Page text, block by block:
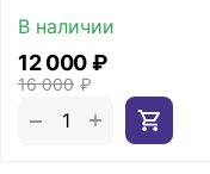
В наличии
16 000 ₽
12 000₽
+
−